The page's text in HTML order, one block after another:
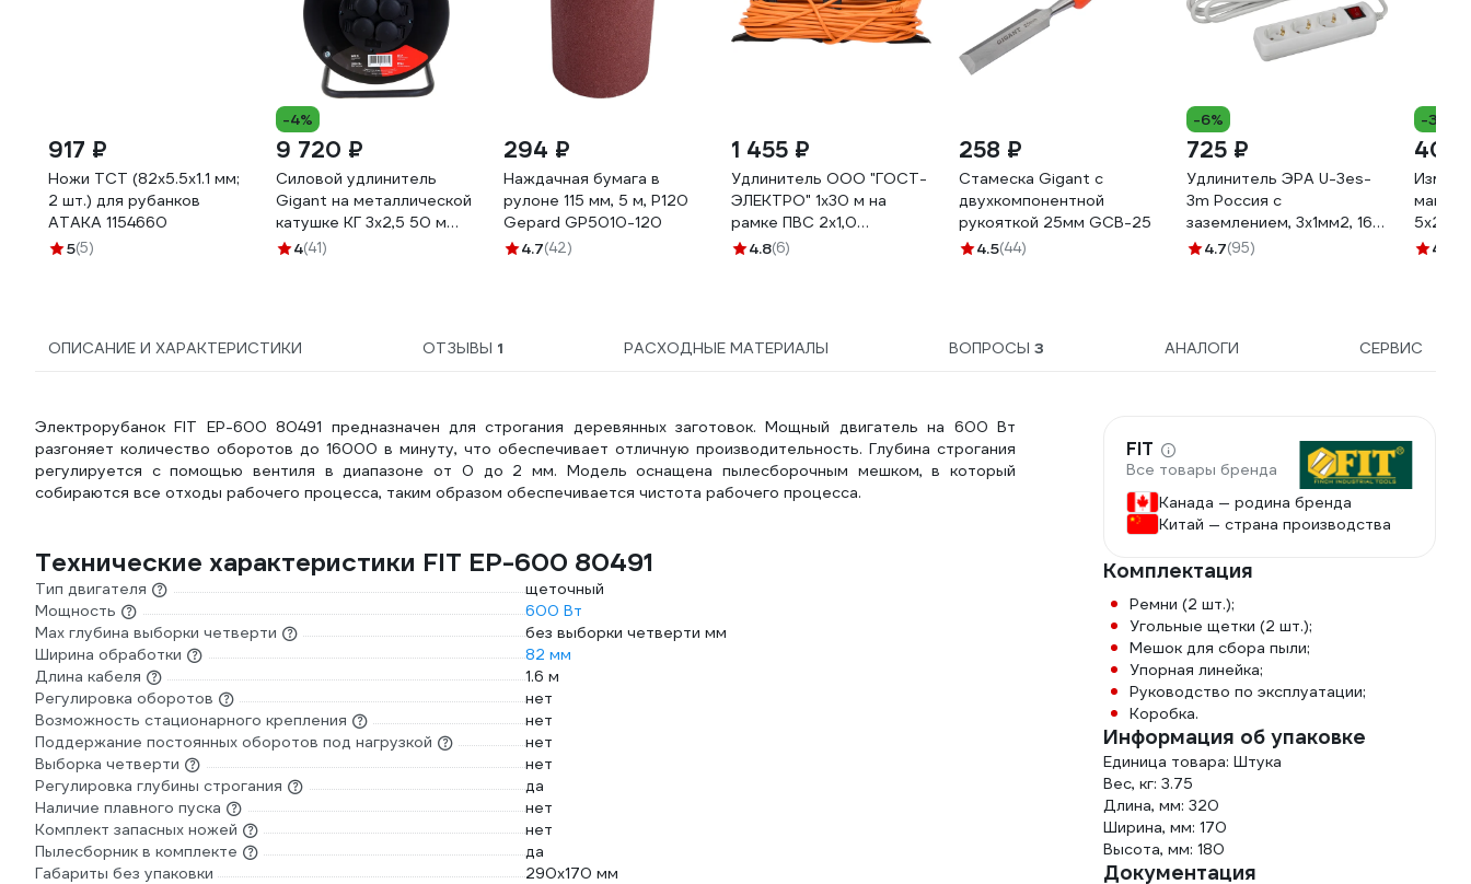
917 ₽
Ножи TCT (82х5.5х1.1 мм;
2 шт.) для рубанков
АТАКА 1154660
5(5)
-4%
9 720 ₽
Силовой удлинитель
Gigant на металлической
катушке КГ 3x2,5 50 м
80080
4(41)
294 ₽
Наждачная бумага в
рулоне 115 мм, 5 м, Р120
Gepard GP5010-120
4.7(42)
1 455 ₽
Удлинитель ООО "ГОСТ-
ЭЛЕКТРО" 1x30 м на
рамке ПВС 2x1,0
Меркурий УП6-159 "МРК"
4.8(6)
258 ₽
Стамеска Gigant с
двухкомпонентной
рукояткой 25мм GCB-25
4.5(44)
-6%
725 ₽
Удлинитель ЭРА U-3es-
3m Россия с
заземлением, 3x1мм2, 16A,
ПВС, с выкл, 3гн, 3м
4.7(95)
-3%
401
4.5
ОПИСАНИЕ И ХАРАКТЕРИСТИКИ ОТЗЫВЫ 1 РАСХОДНЫЕ МАТЕРИАЛЫ ВОПРОСЫ 3 АНАЛОГИ СЕРВИС
Электрорубанок FIT EP-600 80491 предназначен для строгания деревянных заготовок. Мощный двигатель на 600 Вт
разгоняет количество оборотов до 16000 в минуту, что обеспечивает отличную производительность. Глубина строгания
регулируется с помощью вентиля в диапазоне от 0 до 2 мм. Модель оснащена пылесборочным мешком, в который
собираются все отходы рабочего процесса, таким образом обеспечивается чистота рабочего процесса.
Технические характеристики FIT EP-600 80491
Тип двигателя
щеточный
Мощность
600 Вт
Мах глубина выборки четверти
без выборки четверти мм
Ширина обработки
82 мм
Длина кабеля
1.6 м
Регулировка оборотов
нет
Возможность стационарного крепления
нет
Поддержание постоянных оборотов под нагрузкой
нет
Выборка четверти
нет
Регулировка глубины строгания
да
Наличие плавного пуска
нет
Комплект запасных ножей
нет
Пылесборник в комплекте
да
Габариты без упаковки
290х170 мм
FIT
Все товары бренда
Канада — родина бренда
Китай — страна производства
Комплектация
Ремни (2 шт.);
Угольные щетки (2 шт.);
Мешок для сбора пыли;
Упорная линейка;
Руководство по эксплуатации;
Коробка.
Информация об упаковке
Единица товара: Штука
Вес, кг: 3.75
Длина, мм: 320
Ширина, мм: 170
Высота, мм: 180
Документация